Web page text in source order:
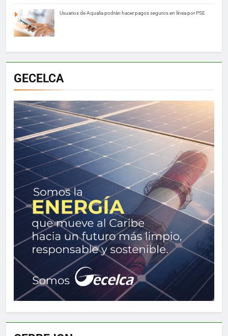
Usuarios de Aqualia podrán hacer pagos seguros en línea por PSE
GECELCA